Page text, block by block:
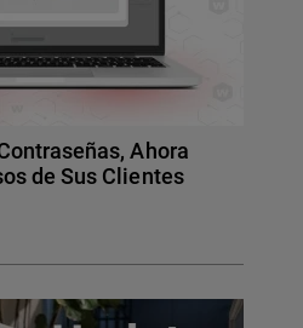
Ahora
de Sus Clientes